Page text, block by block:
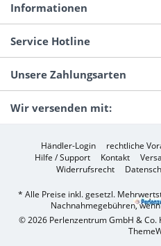
Informationen
Service Hotline
Unsere Zahlungsarten
Wir versenden mit:
Händler-Login rechtliche
Hilfe / Support
Kontakt
Widerrufsrecht
* Alle Preise inkl. gesetzl.
Nachnahmegebühren,
© 2026 Perlenzentrum GmbH & Co.